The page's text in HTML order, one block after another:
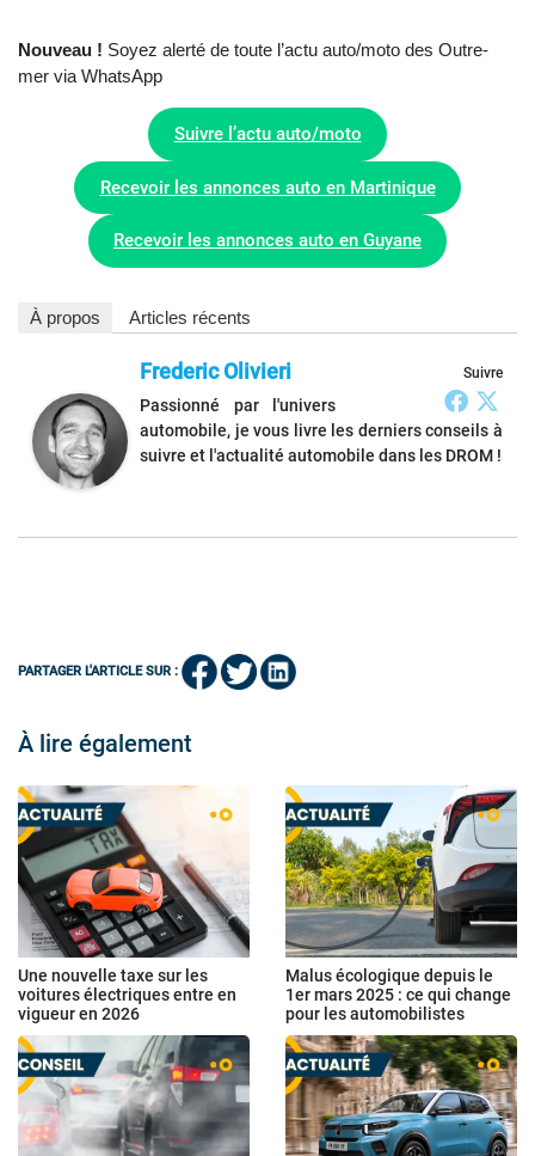
Nouveau ! Soyez alerté de toute l’actu auto/moto des Outre-
mer via WhatsApp
Suivre l’actu auto/moto
Recevoir les annonces auto en Martinique
Recevoir les annonces auto en Guyane
À propos Articles récents
Suivre
Frederic Olivieri
Passionné par l'univers
automobile, je vous livre les derniers conseils à
suivre et l'actualité automobile dans les DROM !
PARTAGER L'ARTICLE SUR :
À lire également
Une nouvelle taxe sur les
voitures électriques entre en
vigueur en 2026
Malus écologique depuis le
1er mars 2025 : ce qui change
pour les automobilistes